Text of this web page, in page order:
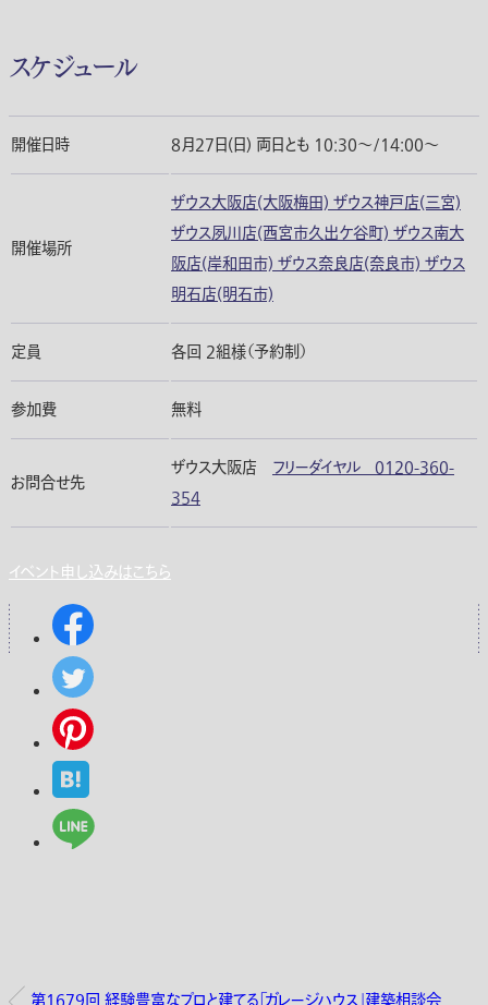
スケジュール
開催日時 8月27日(日) 両日とも 10:30～/14:00～
開催場所
ザウス大阪店(大阪梅田) ザウス神戸店(三宮)
ザウス夙川店(西宮市久出ケ谷町) ザウス南大
阪店(岸和田市) ザウス奈良店(奈良市) ザウス
明石店(明石市)
定員 各回 2組様（予約制）
参加費 無料
お問合せ先
ザウス大阪店 フリーダイヤル 0120-360-
354
イベント申し込みはこちら